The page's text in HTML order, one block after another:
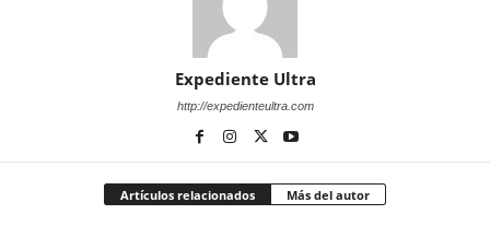
Expediente Ultra
http://expedienteultra.com
Artículos relacionados Más del autor